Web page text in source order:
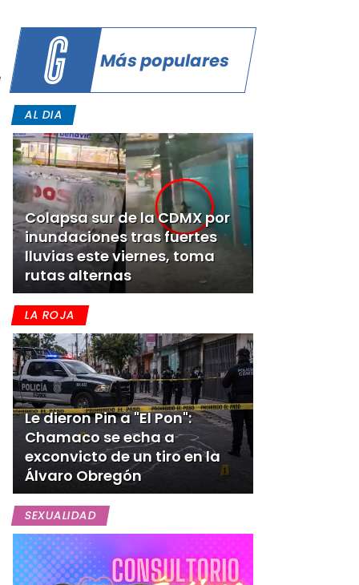
Más populares
AL DIA
Colapsa sur de la CDMX por
inundaciones tras fuertes
lluvias este viernes, toma
rutas alternas
LA ROJA
Le dieron Pin a "El Pon":
Chamaco se echa a
exconvicto de un tiro en la
Álvaro Obregón
SEXUALIDAD